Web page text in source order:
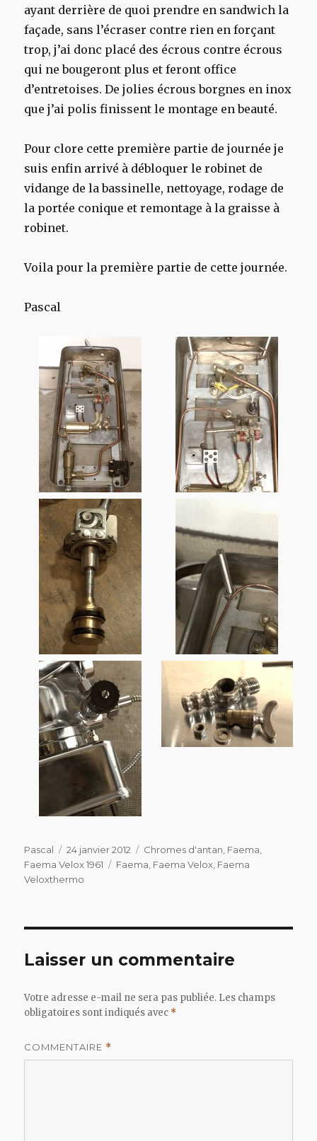
ayant derrière de quoi prendre en sandwich la
façade, sans l’écraser contre rien en forçant
trop, j’ai donc placé des écrous contre écrous
qui ne bougeront plus et feront office
d’entretoises. De jolies écrous borgnes en inox
que j’ai polis finissent le montage en beauté.
Pour clore cette première partie de journée je
suis enfin arrivé à débloquer le robinet de
vidange de la bassinelle, nettoyage, rodage de
la portée conique et remontage à la graisse à
robinet.
Voila pour la première partie de cette journée.
Pascal
Auteur
Pascal
Publié
le
24 janvier 2012 Catégories
Chromes d'antan Faema
Faema Velox 1961
Étiquettes
Faema Faema Velox Faema
Veloxthermo
Laisser un commentaire
Votre adresse e-mail ne sera pas publiée. Les champs
obligatoires sont indiqués avec *
COMMENTAIRE *